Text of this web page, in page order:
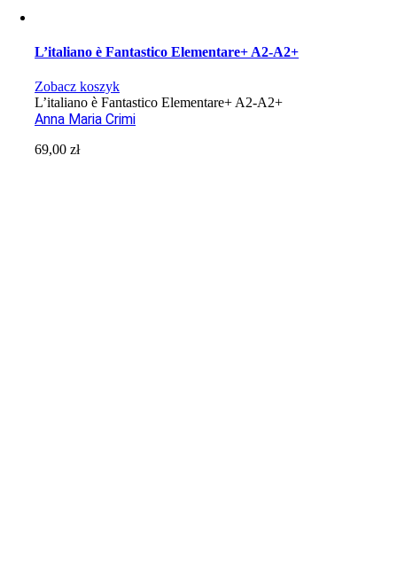
L’italiano è Fantastico Elementare+ A2-A2+
Zobacz koszyk
L’italiano è Fantastico Elementare+ A2-A2+
Anna Maria Crimi
69,00zł